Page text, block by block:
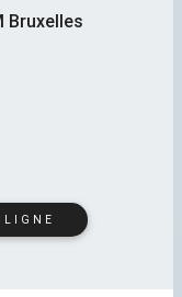
Bruxelles
LIGNE